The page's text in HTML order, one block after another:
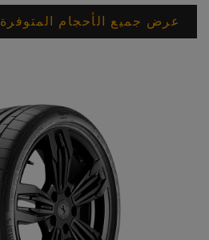
عرض جميع الأحجام المتوفرة